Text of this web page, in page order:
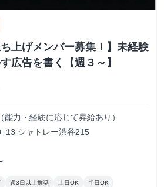
ち上げメンバー募集！】未経験
広告を書く【週３～】
力・経験に応じて昇給あり）
シャトレー渋谷215
週3日以上推奨 土日OK 半日OK